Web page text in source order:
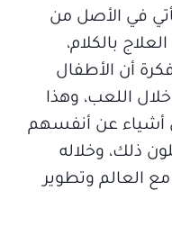
في الأصل من
بالكلام،
أن الأطفال
اللعب، وهذا
أشياء عن أنفسهم
ذلك، وخلاله
العالم وتطوير